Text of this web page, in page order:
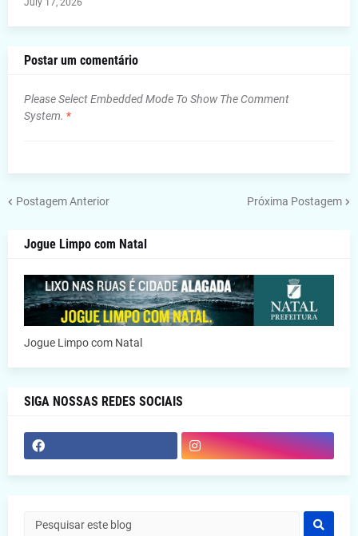
July 17, 2026
Postar um comentário
Please Select Embedded Mode To Show The Comment
System. *
Postagem Anterior Próxima Postagem
Jogue Limpo com Natal
Jogue Limpo com Natal
SIGA NOSSAS REDES SOCIAIS